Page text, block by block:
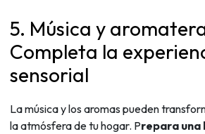
5. Música y
Completa la
sensorial
La música y los aromas pueden
la atmósfera de tu hogar. Prepara una